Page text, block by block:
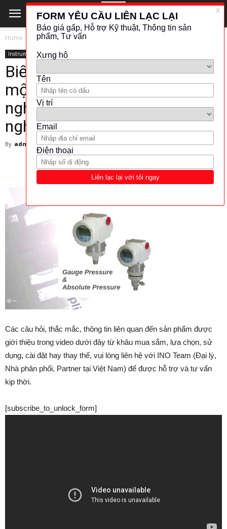
Home Instrument
Instrument
Biến thiết bị của bạn trở thành
một chiếc áo cho phòng thí
nghiệm và tự động hóa công
nghiệp
By admin - 2 April 2025 284
Các câu hỏi, thắc mắc, thông tin liên quan đến sản phẩm được
giới thiệu trong video dưới đây từ khâu mua sắm, lựa chọn, sử
dụng, cài đặt hay thay thế, vui lòng liên hệ với INO Team (Đại lý,
Nhà phân phối, Partner tại Việt Nam) để được hỗ trợ và tư vấn
kịp thời.
[subscribe_to_unlock_form]